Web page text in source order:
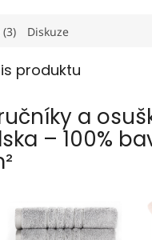
Diskuze
produktu
a
– 100%